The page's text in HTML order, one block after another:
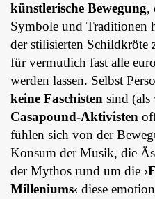
künstlerische Bewegung,
Symbole und Traditionen
der stilisierten Schildkröte
für vermutlich fast alle
werden lassen. Selbst
keine Faschisten sind (als
Casapound-Aktivisten
fühlen sich von der
Konsum der Musik, die
der Mythos rund um die ›
Milleniums‹ diese